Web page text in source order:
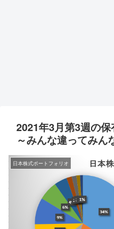
2021年3月第3週の
～みんな違ってみん
日本株式ポートフォリオ